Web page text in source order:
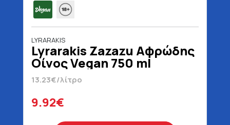
LYRARAKIS
Lyrarakis Zazazu Αφρώδης
Οίνος Vegan 750 ml
13.23€/λίτρο
9.92€